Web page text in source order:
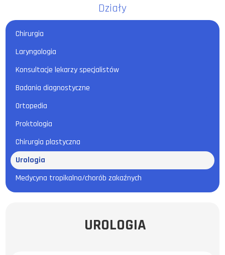
Działy
Chirurgia
Laryngologia
Konsultacje lekarzy specjalistów
Badania diagnostyczne
Ortopedia
Proktologia
Chirurgia plastyczna
Urologia
Medycyna tropikalna/chorób zakaźnych
UROLOGIA